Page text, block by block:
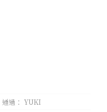
通過： YUKI